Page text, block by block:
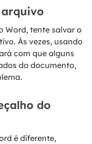
Word, tente salvar o
Às vezes, usando
com que alguns
do documento,
do
é diferente,